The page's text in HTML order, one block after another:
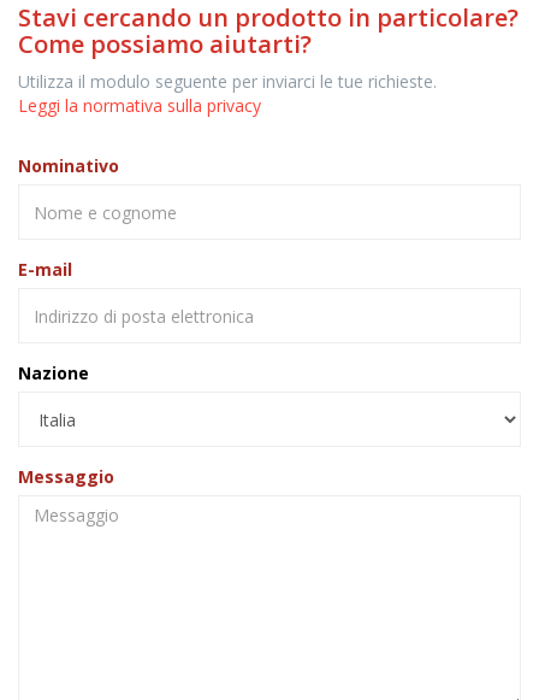
Stavi cercando un prodotto in particolare?
Come possiamo aiutarti?
Utilizza il modulo seguente per inviarci le tue richieste.
Leggi la normativa sulla privacy
Nominativo
E-mail
Nazione
Messaggio